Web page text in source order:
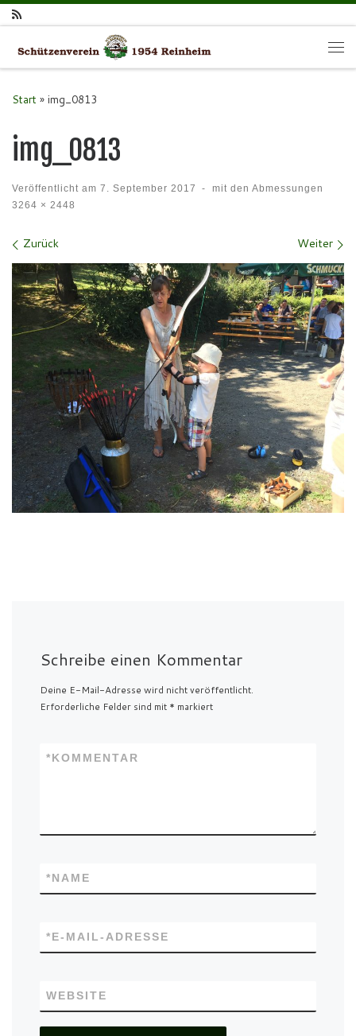
Zum Inhalt springen
Start » img_0813
img_0813
Veröffentlicht am 7. September 2017 -
mit den Abmessungen
3264 × 2448
Bilder Navigation
Zurück Weiter
Schreibe einen Kommentar
Deine E-Mail-Adresse wird nicht veröffentlicht.
Erforderliche Felder sind mit * markiert
KOMMENTAR
*
NAME
*
E-MAIL-ADRESSE
*
WEBSITE